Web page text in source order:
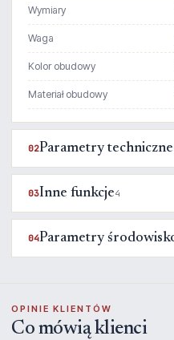
Wymiary
Waga
Kolor obudowy
Materiał obudowy
02Parametry techniczne
03Inne funkcje4
04Parametry
OPINIE KLIENTÓW
Co mówią klienci